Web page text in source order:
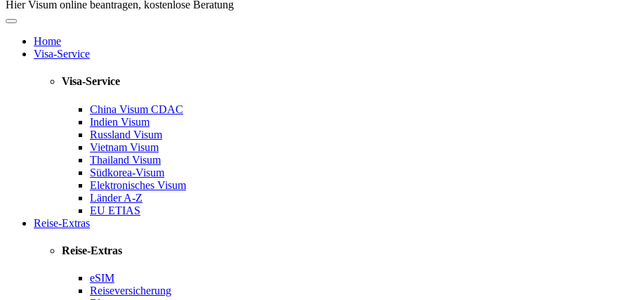
Hier Visum online beantragen, kostenlose Beratung
Home
Visa-Service
Visa-Service
China Visum CDAC
Indien Visum
Russland Visum
Vietnam Visum
Thailand Visum
Südkorea-Visum
Elektronisches Visum
Länder A-Z
EU ETIAS
Reise-Extras
Reise-Extras
eSIM
Reiseversicherung